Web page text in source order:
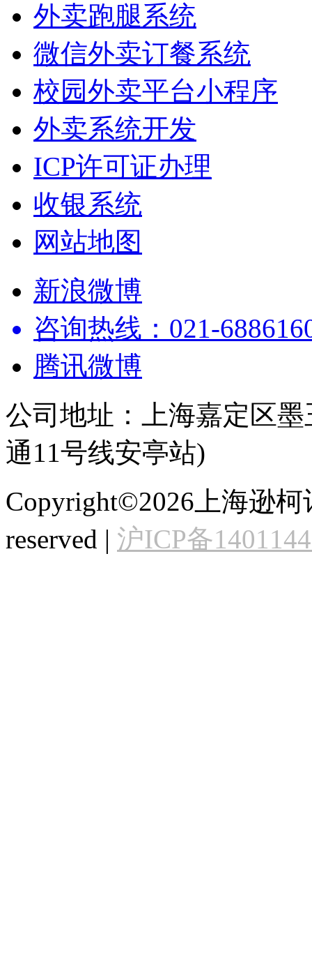
外卖跑腿系统
微信外卖订餐系统
校园外卖平台小程序
外卖系统开发
ICP许可证办理
收银系统
网站地图
新浪微博
咨询热线：021-
腾讯微博
公司地址：上海嘉定区
通11号线安亭站)
Copyright©2026上海逊
reserved | 沪ICP备